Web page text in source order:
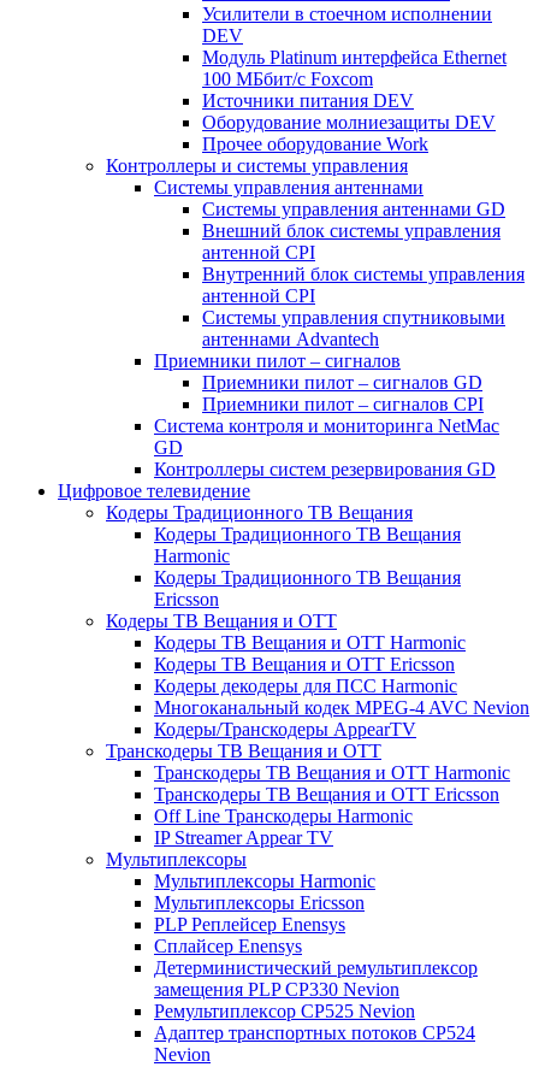
Усилители в стоечном исполнении
DEV
Модуль Platinum интерфейса Ethernet
100 МБбит/с Foxcom
Источники питания DEV
Оборудование молниезащиты DEV
Прочее оборудование Work
Контроллеры и системы управления
Системы управления антеннами
Системы управления антеннами GD
Внешний блок системы управления
антенной CPI
Внутренний блок системы управления
антенной CPI
Системы управления спутниковыми
антеннами Advantech
Приемники пилот – сигналов
Приемники пилот – сигналов GD
Приемники пилот – сигналов CPI
Система контроля и мониторинга NetMac
GD
Контроллеры систем резервирования GD
Цифровое телевидение
Кодеры Традиционного ТВ Вещания
Кодеры Традиционного ТВ Вещания
Harmonic
Кодеры Традиционного ТВ Вещания
Ericsson
Кодеры ТВ Вещания и ОТТ
Кодеры ТВ Вещания и ОТТ Harmonic
Кодеры ТВ Вещания и ОТТ Ericsson
Кодеры декодеры для ПСС Harmonic
Многоканальный кодек MPEG-4 AVC Nevion
Кодеры/Транскодеры AppearTV
Транскодеры ТВ Вещания и ОТТ
Транскодеры ТВ Вещания и ОТТ Harmonic
Транскодеры ТВ Вещания и ОТТ Ericsson
Off Line Транскодеры Harmonic
IP Streamer Appear TV
Мультиплексоры
Мультиплексоры Harmonic
Мультиплексоры Ericsson
PLP Реплейсер Enensys
Сплайсер Enensys
Детерминистический ремультиплексор
замещения PLP CP330 Nevion
Ремультиплексор CP525 Nevion
Адаптер транспортных потоков CP524
Nevion